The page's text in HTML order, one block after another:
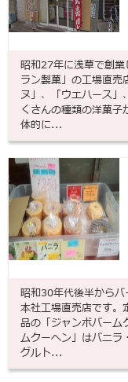
昭和27年に浅草で創
ラン製菓」の工場直売
ヌ」、「ウエハース」
くさんの種類の洋菓
体的に...
昭和30年代後半から
本社工場直売店です。
品の「ジャンボバーム
ムクーヘン」はバニラ
グルト...